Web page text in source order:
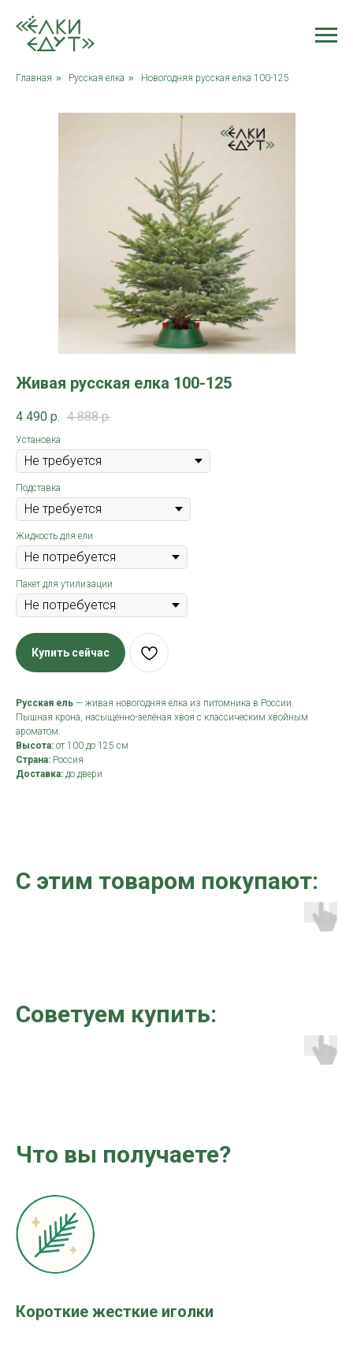
Главная » Русская елка » Новогодняя русская елка 100-125
Живая русская елка 100-125
4 490 р. 4 888 р.
Установка
Подставка
Жидкость для ели
Пакет для утилизации
Купить сейчас
Русская ель — живая новогодняя ёлка из питомника в России.
Пышная крона, насыщенно-зелёная хвоя с классическим хвойным
ароматом.
Высота: от 100 до 125 см
Страна: Россия
Доставка: до двери
С этим товаром покупают:
Советуем купить:
Что вы получаете?
Короткие жесткие иголки